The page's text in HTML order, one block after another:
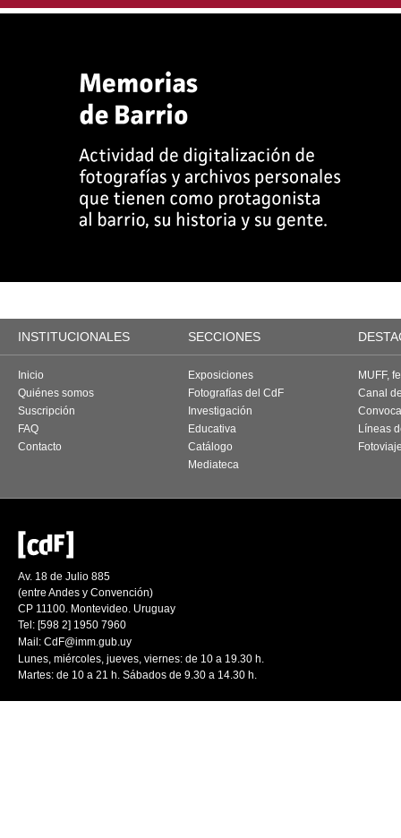
INSTITUCIONALES SECCIONES
Inicio
Quiénes somos
Suscripción
FAQ
Contacto
Exposiciones
Fotografías del CdF
Investigación
Educativa
Catálogo
Mediateca
MUFF,
Canal
Líneas
Av. 18 de Julio 885
(entre Andes y Convención)
CP 11100. Montevideo. Uruguay
Tel: [598 2] 1950 7960
Mail: CdF@imm.gub.uy
Lunes, miércoles, jueves, viernes: de 10 a 19.30 h.
Martes: de 10 a 21 h. Sábados de 9.30 a 14.30 h.